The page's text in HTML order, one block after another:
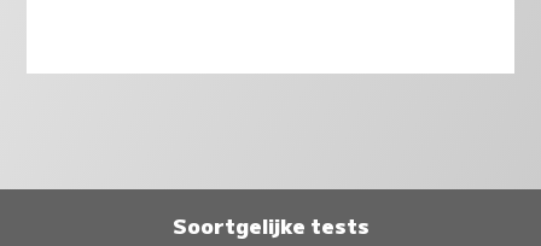
Soortgelijke tests